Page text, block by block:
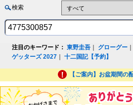
検索
注目のキーワード： 東野圭吾 グローグー
ゲッターズ 2027 ｜十二国記【予約】
【ご案内】お盆期間の